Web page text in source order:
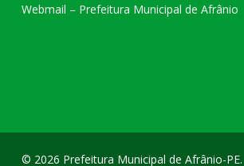
Webmail – Prefeitura Municipal de Afrânio
© 2026 Prefeitura Municipal de Afrânio-PE.